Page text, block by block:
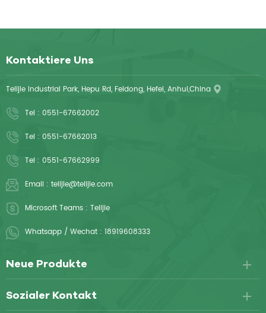
Kontaktiere Uns
Telijie Industrial Park, Hepu Rd, Feidong, Hefei, Anhui,China
Tel : 0551-67662002
Tel : 0551-67662013
Tel : 0551-67662999
Email : telijie@telijie.com
Microsoft Teams : Telijie
Whatsapp / Wechat : 18919608333
Neue Produkte
Sozialer Kontakt